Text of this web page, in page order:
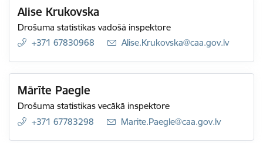
Alise Krukovska
Drošuma statistikas vadošā inspektore
+371 67830968
E-pasts:
Alise.Krukovska@caa.gov.lv
Mārīte Paegle
Drošuma statistikas vecākā inspektore
+371 67783298
E-pasts:
Marite.Paegle@caa.gov.lv